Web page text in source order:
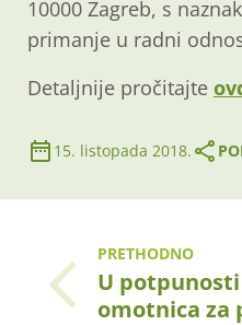
10000 Zagreb, s
primanje u radni
Detaljnije pročitajte
15. listopada 2018.
PRETHODNO
U
omotnica za